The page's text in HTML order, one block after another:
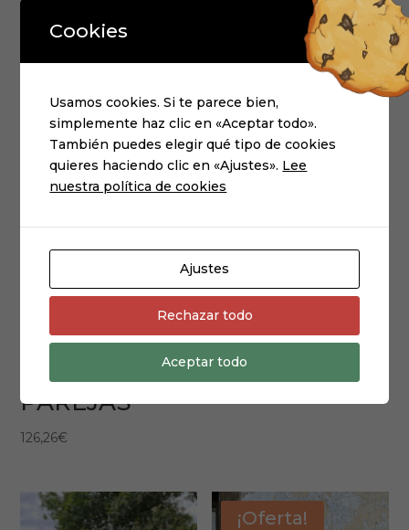
VESTIDOS
«Suku» :
PAREJAS
126,26€
CAPA «MIMI»
larga retro 1
¡Oferta!
Cookies
Usamos cookies. Si te parece bien,
simplemente haz clic en «Aceptar todo».
También puedes elegir qué tipo de cookies
quieres haciendo clic en «Ajustes». Lee
nuestra política de cookies
Ajustes
Rechazar todo
Aceptar todo